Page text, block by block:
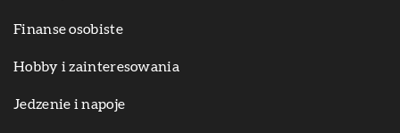
Finanse osobiste
Hobby i zainteresowania
Jedzenie i napoje